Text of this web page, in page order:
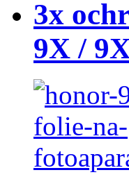
3x
9X /